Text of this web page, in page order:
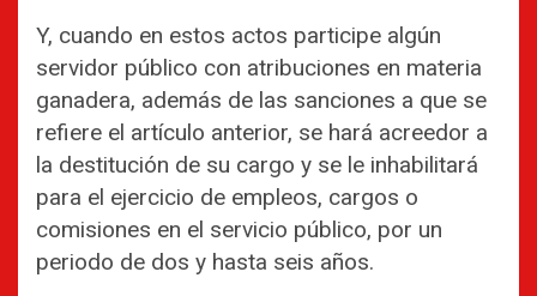
Y, cuando en estos actos participe algún
servidor público con atribuciones en materia
ganadera, además de las sanciones a que se
refiere el artículo anterior, se hará acreedor a
la destitución de su cargo y se le inhabilitará
para el ejercicio de empleos, cargos o
comisiones en el servicio público, por un
periodo de dos y hasta seis años.